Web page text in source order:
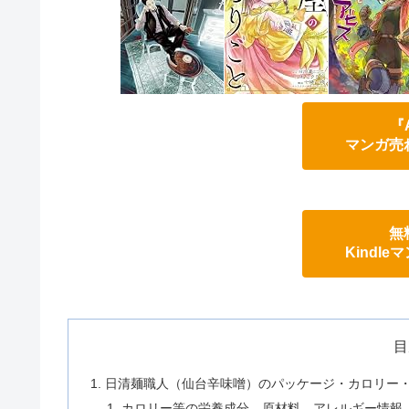
マンガ売
無
Kindleマ
日清麺職人（仙台辛味噌）のパッケージ・カロリー